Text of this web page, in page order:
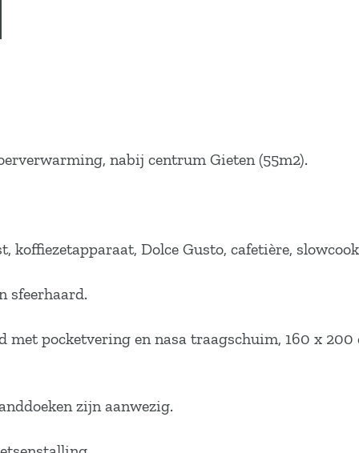
nabij centrum Gieten (55m2).
Dolce Gusto, cafetière,
sfeerhaard.
met pocketvering en nasa traagschuim, 160 x
zijn aanwezig.